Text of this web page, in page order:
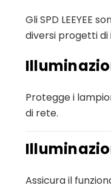
Gli SPD LEEYEE
diversi progetti di
Protegge i
di rete.
Assicura il